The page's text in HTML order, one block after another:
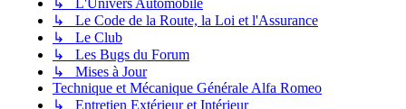
↳ L'Univers Automobile
↳ Le Code de la Route, la Loi et l'Assurance
↳ Le Club
↳ Les Bugs du Forum
↳ Mises à Jour
Technique et Mécanique Générale Alfa Romeo
↳ Entretien Extérieur et Intérieur